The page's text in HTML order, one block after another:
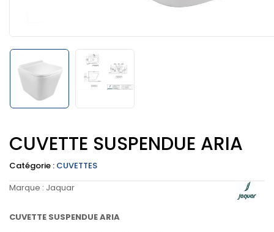
CUVETTE SUSPENDUE ARIA
Catégorie : CUVETTES
Marque : Jaquar
CUVETTE SUSPENDUE ARIA